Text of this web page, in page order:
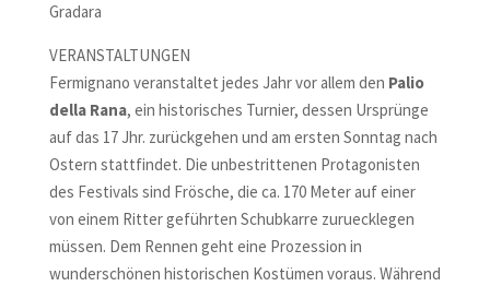
Gradara
VERANSTALTUNGEN
Fermignano veranstaltet jedes Jahr vor allem den Palio
della Rana, ein historisches Turnier, dessen Ursprünge
auf das 17 Jhr. zurückgehen und am ersten Sonntag nach
Ostern stattfindet. Die unbestrittenen Protagonisten
des Festivals sind Frösche, die ca. 170 Meter auf einer
von einem Ritter geführten Schubkarre zuruecklegen
müssen. Dem Rennen geht eine Prozession in
wunderschönen historischen Kostümen voraus. Während